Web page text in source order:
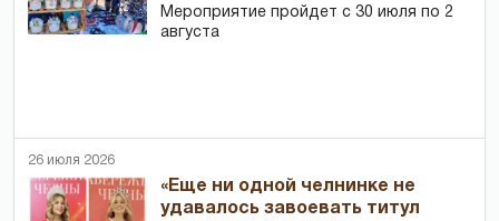
Мероприятие пройдет с 30 июля по 2
августа
26 июля 2026
«Еще ни одной челнинке не
удавалось завоевать титул